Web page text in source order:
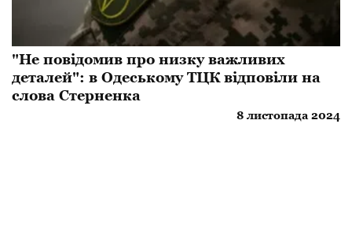
"Не повідомив про низку важливих
деталей": в Одеському ТЦК відповіли на
слова Стерненка
8 листопада 2024